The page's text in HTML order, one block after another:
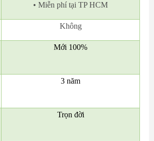
• Miễn phí tại TP HCM
Không
Mới 100%
3 năm
Trọn đời